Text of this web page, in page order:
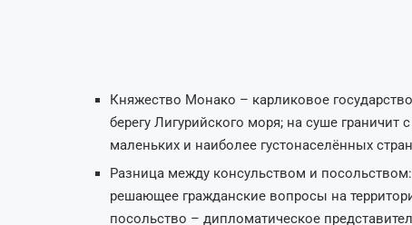
Княжество Монако – карликовое
берегу Лигурийского моря; на суше
маленьких и наиболее густонаселённых
Разница между консульством и
решающее гражданские вопросы на
посольство – дипломатическое